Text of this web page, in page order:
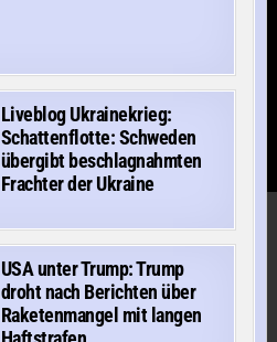
Liveblog Ukrainekrieg:
Schattenflotte: Schweden
übergibt beschlagnahmten
Frachter der Ukraine
USA unter Trump: Trump
droht nach Berichten über
Raketenmangel mit langen